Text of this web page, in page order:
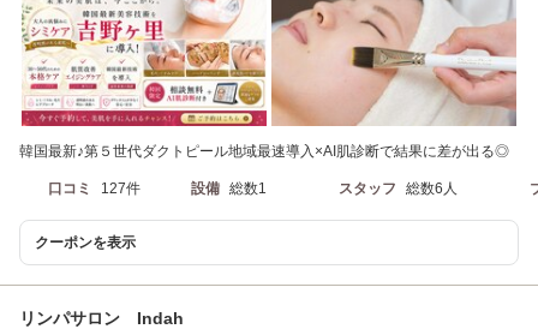
韓国最新♪第５世代ダクトピール地域最速導入×AI肌診断で結果に差が出る◎
口コミ 127件 設備 総数1 スタッフ 総数6人
クーポンを表示
リンパサロン Indah